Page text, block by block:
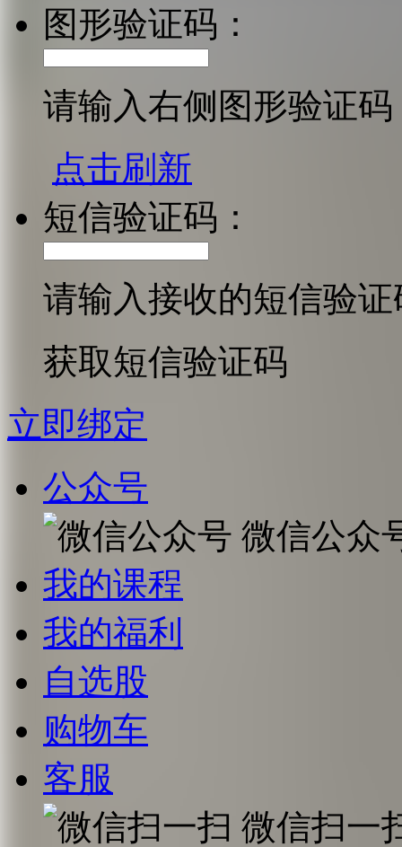
图形验证码：
请输入右侧图形验证码
点击刷新
短信验证码：
请输入接收的短信验证
获取短信验证码
立即绑定
公众号
微信公众
我的课程
我的福利
自选股
购物车
客服
微信扫一